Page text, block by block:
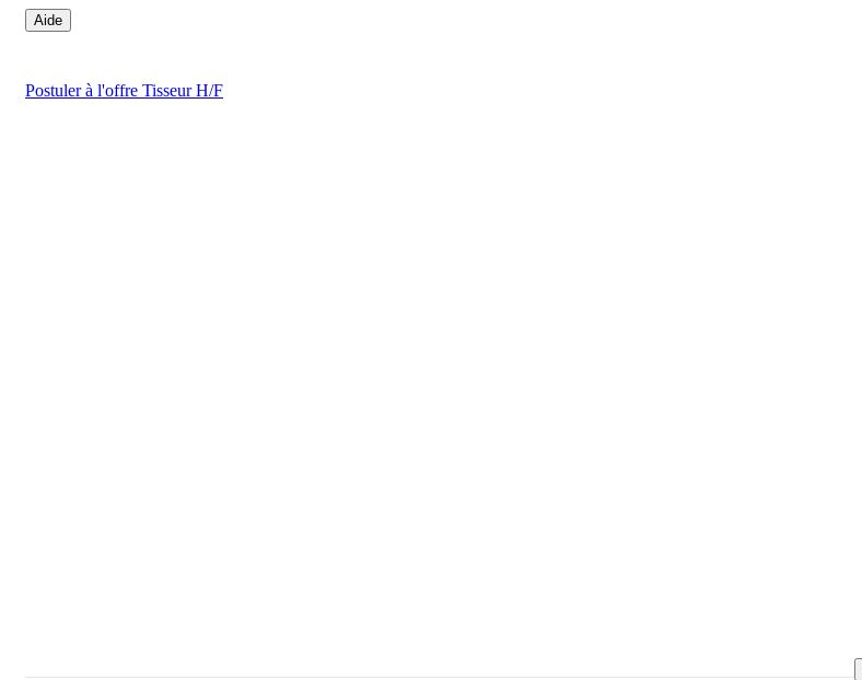
Aide
Postulerà l'offre Tisseur H/F